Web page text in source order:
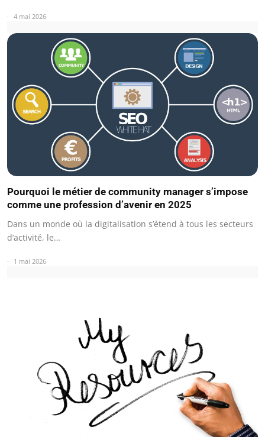
4 mai 2026
Pourquoi le métier de community manager s’impose
comme une profession d’avenir en 2025
Dans un monde où la digitalisation s’étend à tous les secteurs
d’activité, le…
1 mai 2026